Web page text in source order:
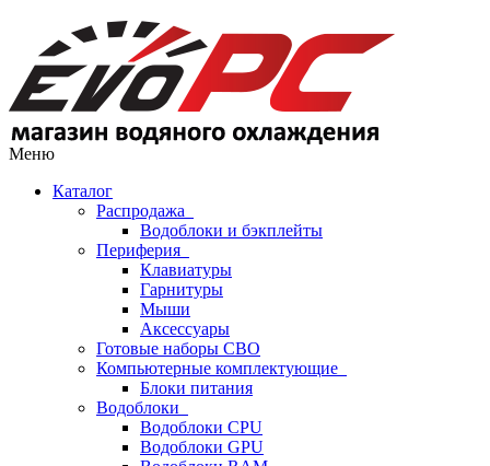
Меню
Каталог
Распродажа
Водоблоки и бэкплейты
Периферия
Клавиатуры
Гарнитуры
Мыши
Аксессуары
Готовые наборы СВО
Компьютерные комплектующие
Блоки питания
Водоблоки
Водоблоки CPU
Водоблоки GPU